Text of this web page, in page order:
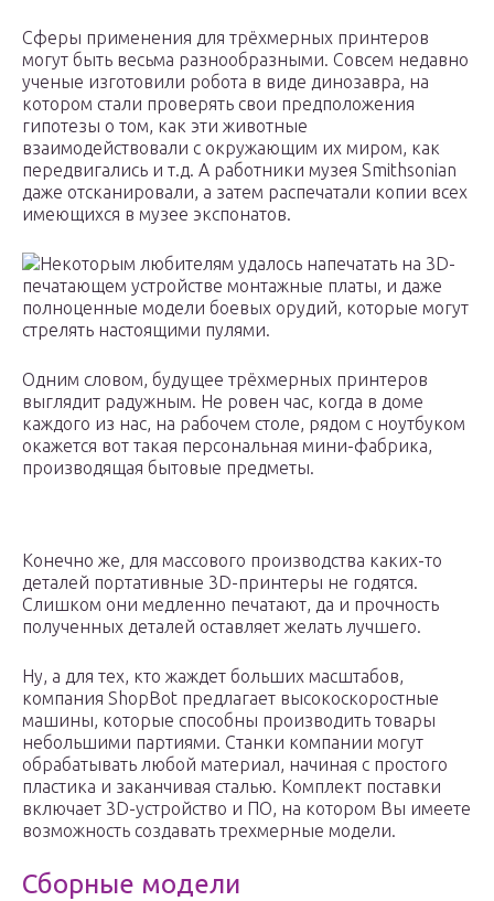
Сферы применения для трёхмерных принтеров
могут быть весьма разнообразными. Совсем недавно
ученые изготовили робота в виде динозавра, на
котором стали проверять свои предположения
гипотезы о том, как эти животные
взаимодействовали с окружающим их миром, как
передвигались и т.д. А работники музея Smithsonian
даже отсканировали, а затем распечатали копии всех
имеющихся в музее экспонатов.
Некоторым любителям удалось напечатать на 3D-
печатающем устройстве монтажные платы, и даже
полноценные модели боевых орудий, которые могут
стрелять настоящими пулями.
Одним словом, будущее трёхмерных принтеров
выглядит радужным. Не ровен час, когда в доме
каждого из нас, на рабочем столе, рядом с ноутбуком
окажется вот такая персональная мини-фабрика,
производящая бытовые предметы.
Конечно же, для массового производства каких-то
деталей портативные 3D-принтеры не годятся.
Слишком они медленно печатают, да и прочность
полученных деталей оставляет желать лучшего.
Ну, а для тех, кто жаждет больших масштабов,
компания ShopBot предлагает высокоскоростные
машины, которые способны производить товары
небольшими партиями. Станки компании могут
обрабатывать любой материал, начиная с простого
пластика и заканчивая сталью. Комплект поставки
включает 3D-устройство и ПО, на котором Вы имеете
возможность создавать трехмерные модели.
Сборные модели